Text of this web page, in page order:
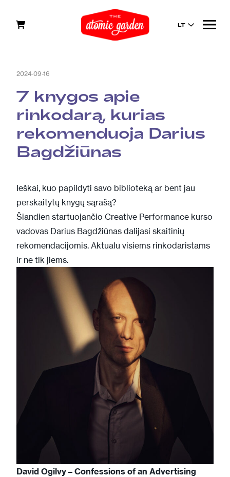
LT
2024-09-16
7 knygos apie
rinkodarą, kurias
rekomenduoja Darius
Bagdžiūnas
Ieškai, kuo papildyti savo biblioteką ar bent jau
perskaitytų knygų sąrašą?
Šiandien startuojančio Creative Performance kurso
vadovas Darius Bagdžiūnas dalijasi skaitinių
rekomendacijomis. Aktualu visiems rinkodaristams
ir ne tik jiems.
David Ogilvy – Confessions of an Advertising